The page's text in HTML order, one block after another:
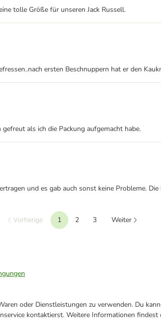
tolle Größe für unseren Jack Russell.
ersten Beschnuppern hat er den
als ich die Packung aufgemacht habe.
und es gab auch sonst keine Probleme.
Vorherige 1 2 3 Weiter
oder Dienstleistungen zu verwenden. Du
kontaktierst. Weitere Informationen findest